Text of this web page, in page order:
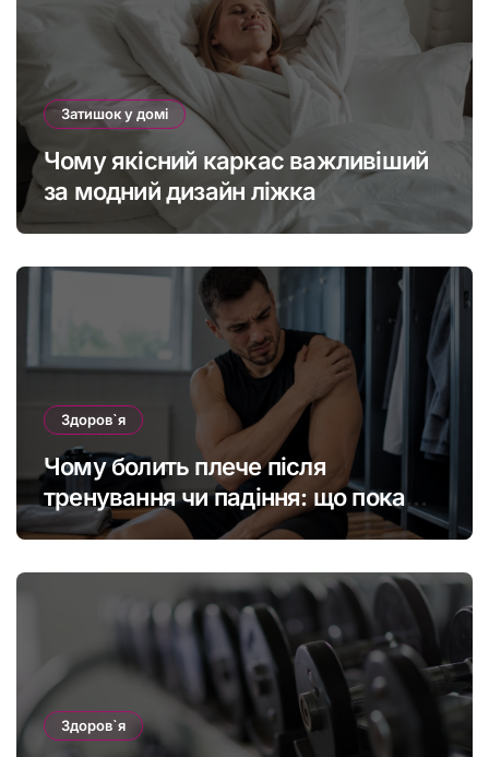
Затишок у домі
Чому якісний каркас важливіший
за модний дизайн ліжка
Здоров`я
Чому болить плече після
тренування чи падіння: що покаже
МРТ суглоба
Здоров`я